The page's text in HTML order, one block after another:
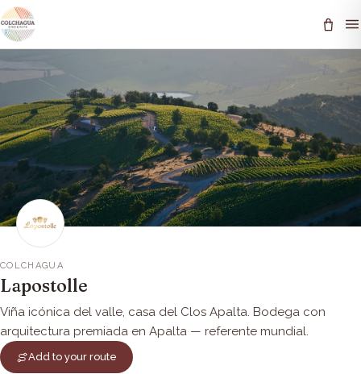
COLCHAGUA
Lapostolle
Viña icónica del valle, casa del Clos Apalta. Bodega con
arquitectura premiada en Apalta — referente mundial.
Add to your route